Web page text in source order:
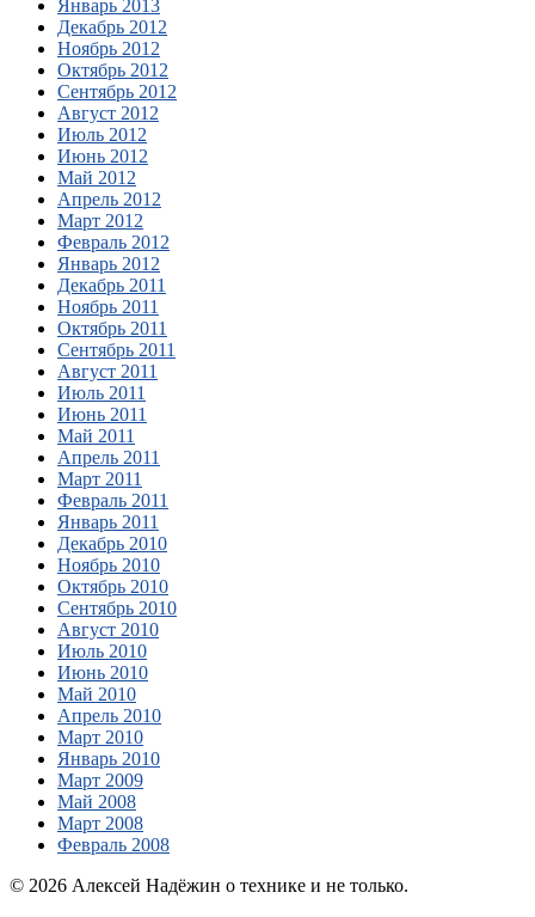
Январь 2013
Декабрь 2012
Ноябрь 2012
Октябрь 2012
Сентябрь 2012
Август 2012
Июль 2012
Июнь 2012
Май 2012
Апрель 2012
Март 2012
Февраль 2012
Январь 2012
Декабрь 2011
Ноябрь 2011
Октябрь 2011
Сентябрь 2011
Август 2011
Июль 2011
Июнь 2011
Май 2011
Апрель 2011
Март 2011
Февраль 2011
Январь 2011
Декабрь 2010
Ноябрь 2010
Октябрь 2010
Сентябрь 2010
Август 2010
Июль 2010
Июнь 2010
Май 2010
Апрель 2010
Март 2010
Январь 2010
Март 2009
Май 2008
Март 2008
Февраль 2008
© 2026 Алексей Надёжин о технике и не только.